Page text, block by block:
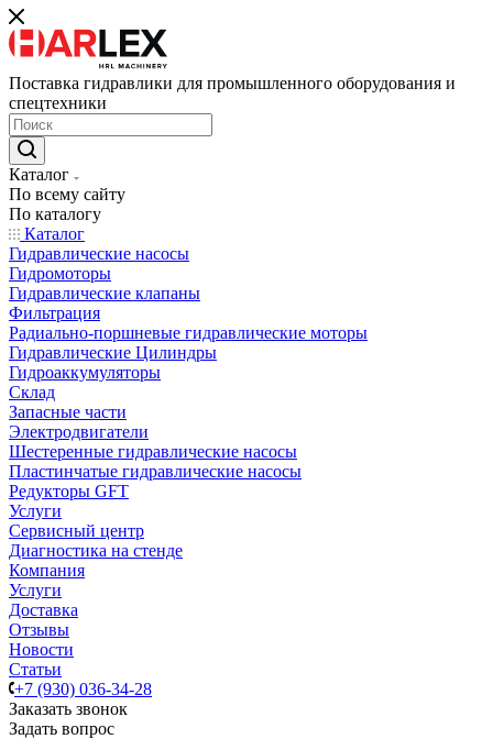
Поставка гидравлики для промышленного оборудования и
спецтехники
Каталог
По всему сайту
По каталогу
Каталог
Гидравлические насосы
Гидромоторы
Гидравлические клапаны
Фильтрация
Радиально-поршневые гидравлические моторы
Гидравлические Цилиндры
Гидроаккумуляторы
Склад
Запасные части
Электродвигатели
Шестеренные гидравлические насосы
Пластинчатые гидравлические насосы
Редукторы GFT
Услуги
Сервисный центр
Диагностика на стенде
Компания
Услуги
Доставка
Отзывы
Новости
Статьи
+7 (930) 036-34-28
Заказать звонок
Задать вопрос